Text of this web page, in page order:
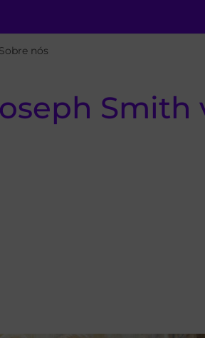
Sobre nós
Smith